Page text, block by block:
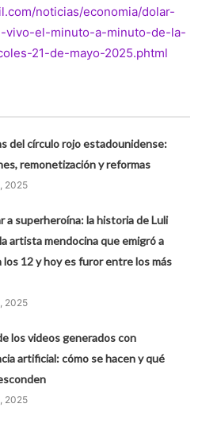
noticias/economia/dolar-
vivo-el-minuto-a-minuto-de-la-
21-de-mayo-2025.phtml
del círculo rojo estadounidense:
remonetización y reformas
2025
a superheroína: la historia de Luli
artista mendocina que emigró a
los 12 y hoy es furor entre los más
2025
los videos generados con
artificial: cómo se hacen y qué
2025